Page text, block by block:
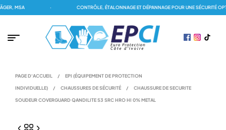
MSA CONTRÔLE, ÉTALONNAGE ET DÉPANNAGE POUR UNE SÉCURITÉ
PAGE D'ACCUEIL / EPI (ÉQUIPEMENT DE PROTECTION
INDIVIDUELLE) / CHAUSSURES DE SÉCURITÉ / CHAUSSURE DE SECURITE
SOUDEUR COVERGUARD QANDILITE S3 SRC HRO HI 0% METAL